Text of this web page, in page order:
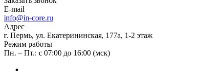
E-mail
info@in-core.ru
Адрес
г. Пермь, ул. ​Екатерининская, 177а, ​1-2 этаж
Режим работы
Пн. – Пт.: с 07:00 до 16:00 (мск)